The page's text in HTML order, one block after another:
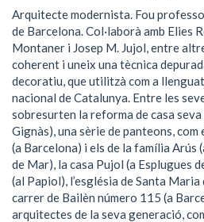
Arquitecte modernista. Fou
de Barcelona. Col·laborà amb Elies
Montaner i Josep M. Jujol, entre
coherent i uneix una tècnica
decoratiu, que utilitzà com a
nacional de Catalunya. Entre les
sobresurten la reforma de casa seva
Gignàs), una sèrie de panteons, com
(a Barcelona) i els de la família Arús
de Mar), la casa Pujol (a Esplugues
(al Papiol), l’església de Santa
carrer de Bailèn número 115 (a
arquitectes de la seva generació,